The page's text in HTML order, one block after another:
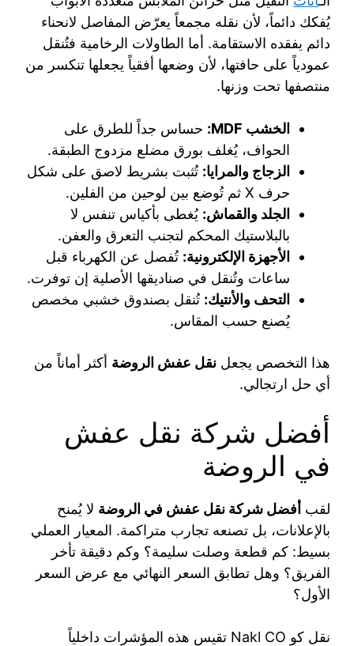
يُفكك دائماً، لأن نقله مجمعاً يعرّض المفاصل لانحناء
دائم يفقده الاستقامة. أما الطاولات الرخامية فتُنقل
عمودياً على حافتها، لأن وضعها أفقياً يجعلها تنكسر من
منتصفها تحت وزنها.
الخشب MDF:
حساس جداً للطرق على
الحواف، يُغلف بورق مضلع مزدوج الطبقة.
الزجاج والمرايا: تُثبت بشريط لاصق على شكل
حرف X ثم تُوضع بين لوحين من الفلين.
الجلد والقماش: يُغطى بأكياس تنفس لا
بالبلاستيك المحكم لتجنب التعرق والعفن.
الأجهزة الإلكترونية: تُفصل عن الكهرباء قبل
ساعات وتُنقل في صناديقها الأصلية إن توفرت.
التحف والأنتيك: تُنقل بصندوق خشبي مخصص
يُصنع حسب المقاس.
هذا التخصص يجعل نقل عفش الروضة أكثر أماناً من
أي حل ارتجالي.
أفضل شركة نقل عفش
في الروضة
لقب أفضل شركة نقل عفش في الروضة لا يُمنح
بالإعلانات، بل تصنعه تجارب متراكمة. المعيار العملي
بسيط: كم قطعة وصلت سليمة؟ وكم دقيقة تأخر
الفريق؟ وهل تطابق السعر النهائي مع عرض السعر
الأول؟
نقل كو Nakl CO تقيس هذه المؤشرات داخلياً